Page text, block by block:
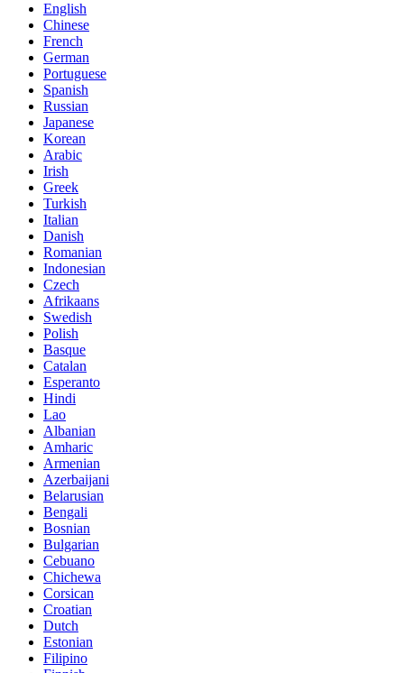
English
Chinese
French
German
Portuguese
Spanish
Russian
Japanese
Korean
Arabic
Irish
Greek
Turkish
Italian
Danish
Romanian
Indonesian
Czech
Afrikaans
Swedish
Polish
Basque
Catalan
Esperanto
Hindi
Lao
Albanian
Amharic
Armenian
Azerbaijani
Belarusian
Bengali
Bosnian
Bulgarian
Cebuano
Chichewa
Corsican
Croatian
Dutch
Estonian
Filipino